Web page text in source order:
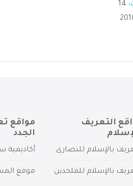
التعريف
بالإسلام للنصارى
بالإسلام للملحدين
مواقع
الجدد
أكاديمية
موقع